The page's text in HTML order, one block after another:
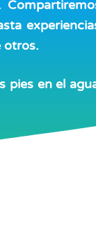
otros.
en el